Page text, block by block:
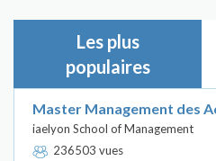
Les plus
populaires
Master Management des
iaelyon School of Management
236503 vues